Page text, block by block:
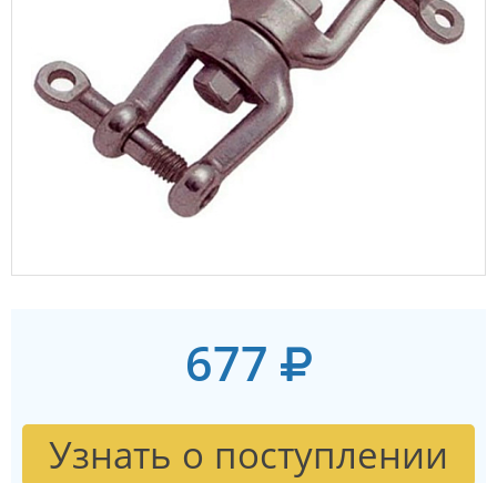
677
Узнать о поступлении